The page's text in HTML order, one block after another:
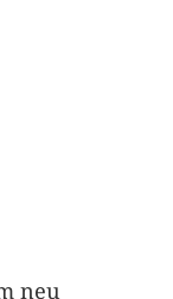
neu